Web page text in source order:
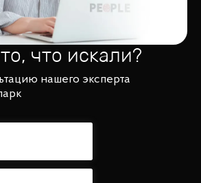
что искали?
нашего эксперта